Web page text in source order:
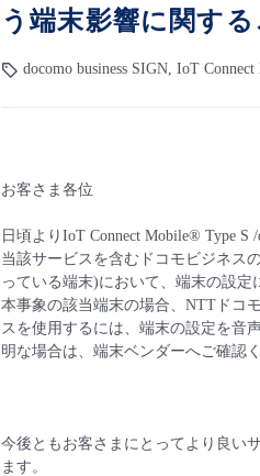
う端末影響に関する
docomo business SIGN, IoT
お客さま各位
日頃よりIoT Connect Mobile® Type S
当該サービスを含むドコモビジネス
っている端末)において、端末の設定
本事象の該当端末の場合、NTTドコ
スを使用するには、端末の設定を音
明な場合は、端末ベンダーへご確認く
今後ともお客さまにとってより良い
ます。